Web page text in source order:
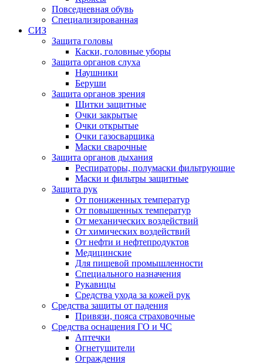
Повседневная обувь
Специализированная
СИЗ
Защита головы
Каски, головные уборы
Защита органов слуха
Наушники
Беруши
Защита органов зрения
Щитки защитные
Очки закрытые
Очки открытые
Очки газосварщика
Маски сварочные
Защита органов дыхания
Респираторы, полумаски фильтрующие
Маски и фильтры защитные
Защита рук
От пониженных температур
От повышенных температур
От механических воздействий
От химических воздействий
От нефти и нефтепродуктов
Медицинские
Для пищевой промышленности
Специального назначения
Рукавицы
Средства ухода за кожей рук
Средства защиты от падения
Привязи, пояса страховочные
Средства оснащения ГО и ЧС
Аптечки
Огнетушители
Ограждения